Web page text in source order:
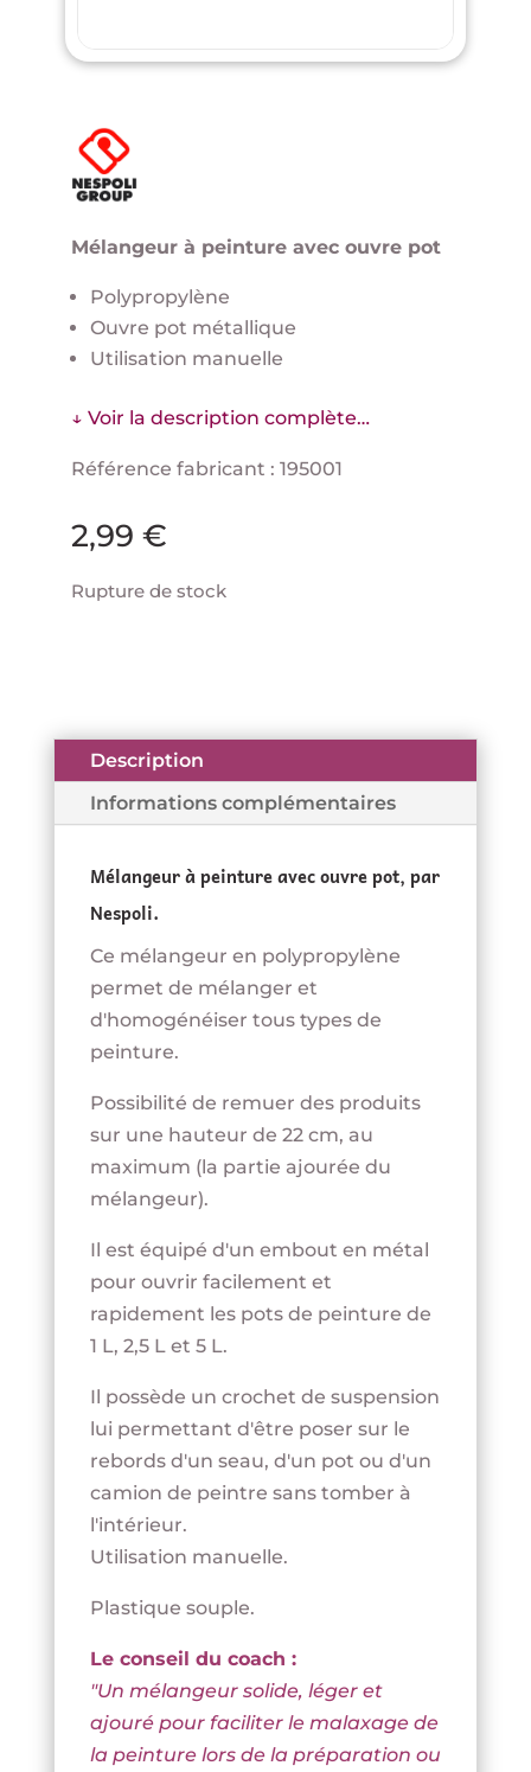
Mélangeur à peinture avec ouvre pot
Polypropylène
Ouvre pot métallique
Utilisation manuelle
↓ Voir la description complète…
Référence fabricant : 195001
2,99 €
Rupture de stock
Description
Informations complémentaires
Mélangeur à peinture avec ouvre pot, par
Nespoli.
Ce mélangeur en polypropylène
permet de mélanger et
d'homogénéiser tous types de
peinture.
Possibilité de remuer des produits
sur une hauteur de 22 cm, au
maximum (la partie ajourée du
mélangeur).
Il est équipé d'un embout en métal
pour ouvrir facilement et
rapidement les pots de peinture de
1 L, 2,5 L et 5 L.
Il possède un crochet de suspension
lui permettant d'être poser sur le
rebords d'un seau, d'un pot ou d'un
camion de peintre sans tomber à
l'intérieur.
Utilisation manuelle.
Plastique souple.
Le conseil du coach :
"Un mélangeur solide, léger et
ajouré pour faciliter le malaxage de
la peinture lors de la préparation ou